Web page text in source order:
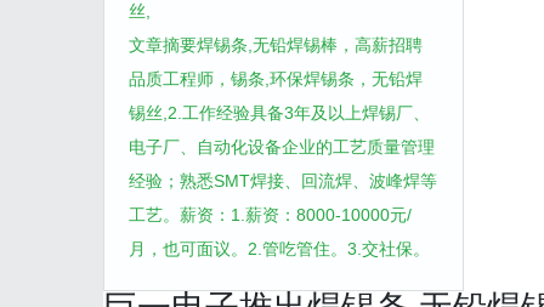
丝,
文章摘要焊锡条,无铅焊锡棒，高薪招聘
品质工程师，锡条,环保焊锡条，无铅焊
锡丝,2.工作经验具备3年及以上焊锡厂、
电子厂、自动化设备企业的工艺质量管理
经验；熟悉SMT焊接、回流焊、波峰焊等
工艺。薪资：1.薪资：8000-10000元/
月，也可面议。2.管吃管住。3.交社保。